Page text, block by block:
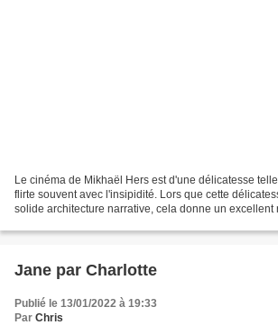
Le cinéma de Mikhaël Hers est d'une délicatesse
flirte souvent avec l'insipidité. Lors que cette
solide architecture narrative, cela donne un excellent
Jane par Charlotte
Publié le 13/01/2022 à 19:33
Par Chris